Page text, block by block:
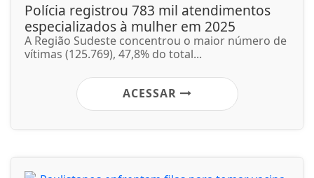
Polícia registrou 783 mil atendimentos
especializados à mulher em 2025
A Região Sudeste concentrou o maior número de
vítimas (125.769), 47,8% do total...
ACESSAR